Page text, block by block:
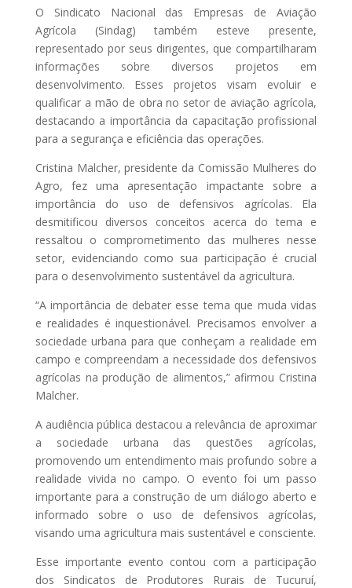
O Sindicato Nacional das Empresas de Aviação
Agrícola (Sindag) também esteve presente,
representado por seus dirigentes, que compartilharam
informações sobre diversos projetos em
desenvolvimento. Esses projetos visam evoluir e
qualificar a mão de obra no setor de aviação agrícola,
destacando a importância da capacitação profissional
para a segurança e eficiência das operações.
Cristina Malcher, presidente da Comissão Mulheres do
Agro, fez uma apresentação impactante sobre a
importância do uso de defensivos agrícolas. Ela
desmitificou diversos conceitos acerca do tema e
ressaltou o comprometimento das mulheres nesse
setor, evidenciando como sua participação é crucial
para o desenvolvimento sustentável da agricultura.
“A importância de debater esse tema que muda vidas
e realidades é inquestionável. Precisamos envolver a
sociedade urbana para que conheçam a realidade em
campo e compreendam a necessidade dos defensivos
agrícolas na produção de alimentos,” afirmou Cristina
Malcher.
A audiência pública destacou a relevância de aproximar
a sociedade urbana das questões agrícolas,
promovendo um entendimento mais profundo sobre a
realidade vivida no campo. O evento foi um passo
importante para a construção de um diálogo aberto e
informado sobre o uso de defensivos agrícolas,
visando uma agricultura mais sustentável e consciente.
Esse importante evento contou com a participação
dos Sindicatos de Produtores Rurais de Tucuruí,